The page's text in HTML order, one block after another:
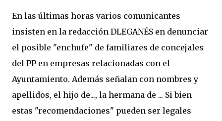
En las últimas horas varios comunicantes
insisten en la redacción DLEGANÉS en denunciar
el posible "enchufe" de familiares de concejales
del PP en empresas relacionadas con el
Ayuntamiento. Además señalan con nombres y
apellidos, el hijo de..., la hermana de ... Si bien
estas "recomendaciones" pueden ser legales